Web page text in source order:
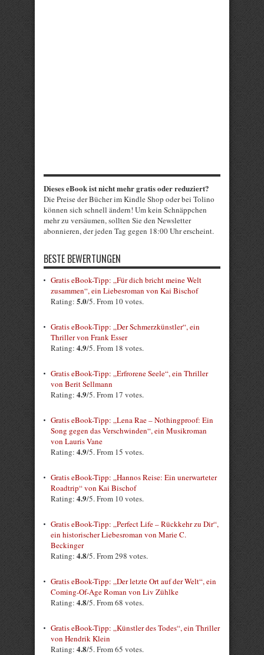
Dieses eBook ist nicht mehr gratis oder reduziert?
Die Preise der Bücher im Kindle Shop oder bei Tolino
können sich schnell ändern! Um kein Schnäppchen
mehr zu versäumen, sollten Sie den Newsletter
abonnieren, der jeden Tag gegen 18:00 Uhr erscheint.
BESTE BEWERTUNGEN
Gratis eBook-Tipp: „Für dich bricht meine Welt
zusammen“, ein Liebesroman von Kai Bischof
Rating: 5.0/5. From 10 votes.
Gratis eBook-Tipp: „Der Schmerzkünstler“, ein
Thriller von Frank Esser
Rating: 4.9/5. From 18 votes.
Gratis eBook-Tipp: „Erfrorene Seele“, ein Thriller
von Berit Sellmann
Rating: 4.9/5. From 17 votes.
Gratis eBook-Tipp: „Lena Rae – Nothingproof: Ein
Song gegen das Verschwinden“, ein Musikroman
von Lauris Vane
Rating: 4.9/5. From 15 votes.
Gratis eBook-Tipp: „Hannos Reise: Ein unerwarteter
Roadtrip“ von Kai Bischof
Rating: 4.9/5. From 10 votes.
Gratis eBook-Tipp: „Perfect Life – Rückkehr zu Dir“,
ein historischer Liebesroman von Marie C.
Beckinger
Rating: 4.8/5. From 298 votes.
Gratis eBook-Tipp: „Der letzte Ort auf der Welt“, ein
Coming-Of-Age Roman von Liv Zühlke
Rating: 4.8/5. From 68 votes.
Gratis eBook-Tipp: „Künstler des Todes“, ein Thriller
von Hendrik Klein
Rating: 4.8/5. From 65 votes.